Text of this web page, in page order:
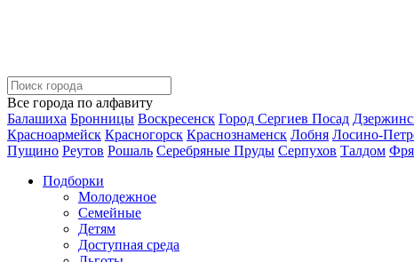
Все города по алфавиту
Балашиха Бронницы Воскресенск Город Сергиев Посад
Красноармейск Красногорск Краснознаменск Лобня Лосино-
Пущино Реутов Рошаль Серебряные Пруды Серпухов Талдом
Подборки
Молодежное
Семейные
Детям
Доступная среда